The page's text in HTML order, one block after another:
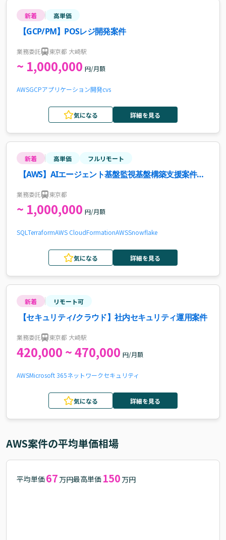
新着 高単価
【GCP/PM】POSレジ開発案件
業務委託 東京都 大崎駅
~ 1,000,000 円/月額
AWSGCPアプリケーション開発cvs
気になる 詳細を見る
新着 高単価 フルリモート
【AWS】AIエージェント基盤監視基盤構築支援案件・
業務委託 東京都
~ 1,000,000 円/月額
SQL TerraformAWS CloudFormationAWSSnowflake
気になる 詳細を見る
新着 リモート可
【セキュリティ/クラウド】社内セキュリティ運用案件
業務委託 東京都 大崎駅
420,000 ~ 470,000 円/月額
AWSMicrosoft 365ネットワークセキュリティ
気になる 詳細を見る
AWS案件の平均単価相場
平均単価 67 万円最高単価 150 万円